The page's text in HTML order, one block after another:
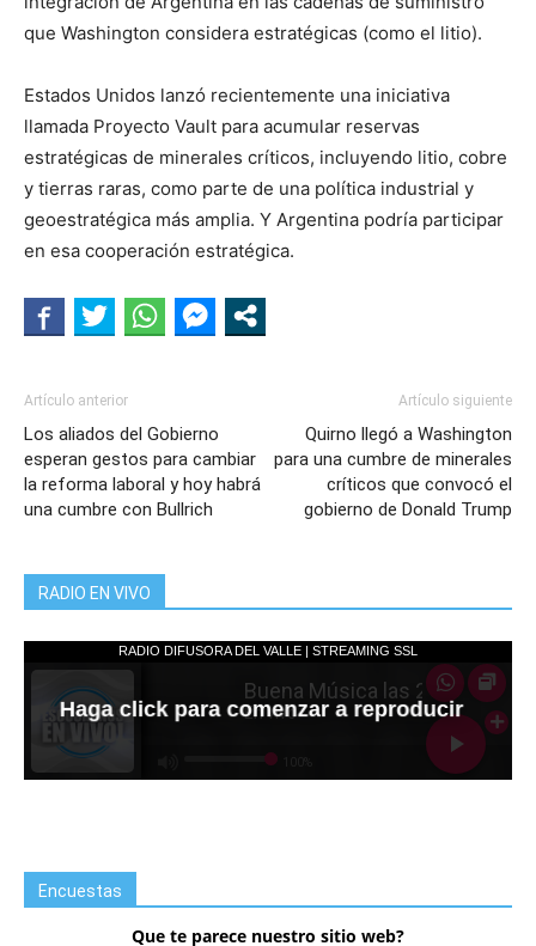
que Washington considera estratégicas (como el litio).
Estados Unidos lanzó recientemente una iniciativa
llamada Proyecto Vault para acumular reservas
estratégicas de minerales críticos, incluyendo litio, cobre
y tierras raras, como parte de una política industrial y
geoestratégica más amplia. Y Argentina podría participar
en esa cooperación estratégica.
Artículo anterior
Los aliados del Gobierno
esperan gestos para cambiar
la reforma laboral y hoy habrá
una cumbre con Bullrich
Artículo siguiente
Quirno llegó a Washington
para una cumbre de minerales
críticos que convocó el
gobierno de Donald Trump
RADIO EN VIVO
Encuestas
Que te parece nuestro sitio web?